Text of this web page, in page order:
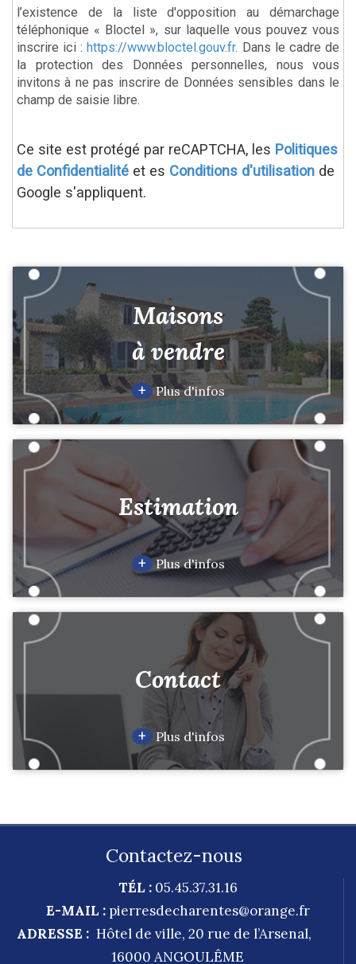
l’existence de la liste d'opposition au démarchage
téléphonique « Bloctel », sur laquelle vous pouvez vous
inscrire ici : https://www.bloctel.gouv.fr. Dans le cadre de
la protection des Données personnelles, nous vous
invitons à ne pas inscrire de Données sensibles dans le
champ de saisie libre.
Ce site est protégé par reCAPTCHA, les Politiques
de Confidentialité et es Conditions d'utilisation de
Google s'appliquent.
Maisons
à vendre
+ Plus d'infos
Estimation
+ Plus d'infos
Contact
+ Plus d'infos
Contactez-nous
TÉL : 05.45.37.31.16
E-MAIL : pierresdecharentes@orange.fr
ADRESSE : Hôtel de ville, 20 rue de l’Arsenal,
16000 ANGOULÊME